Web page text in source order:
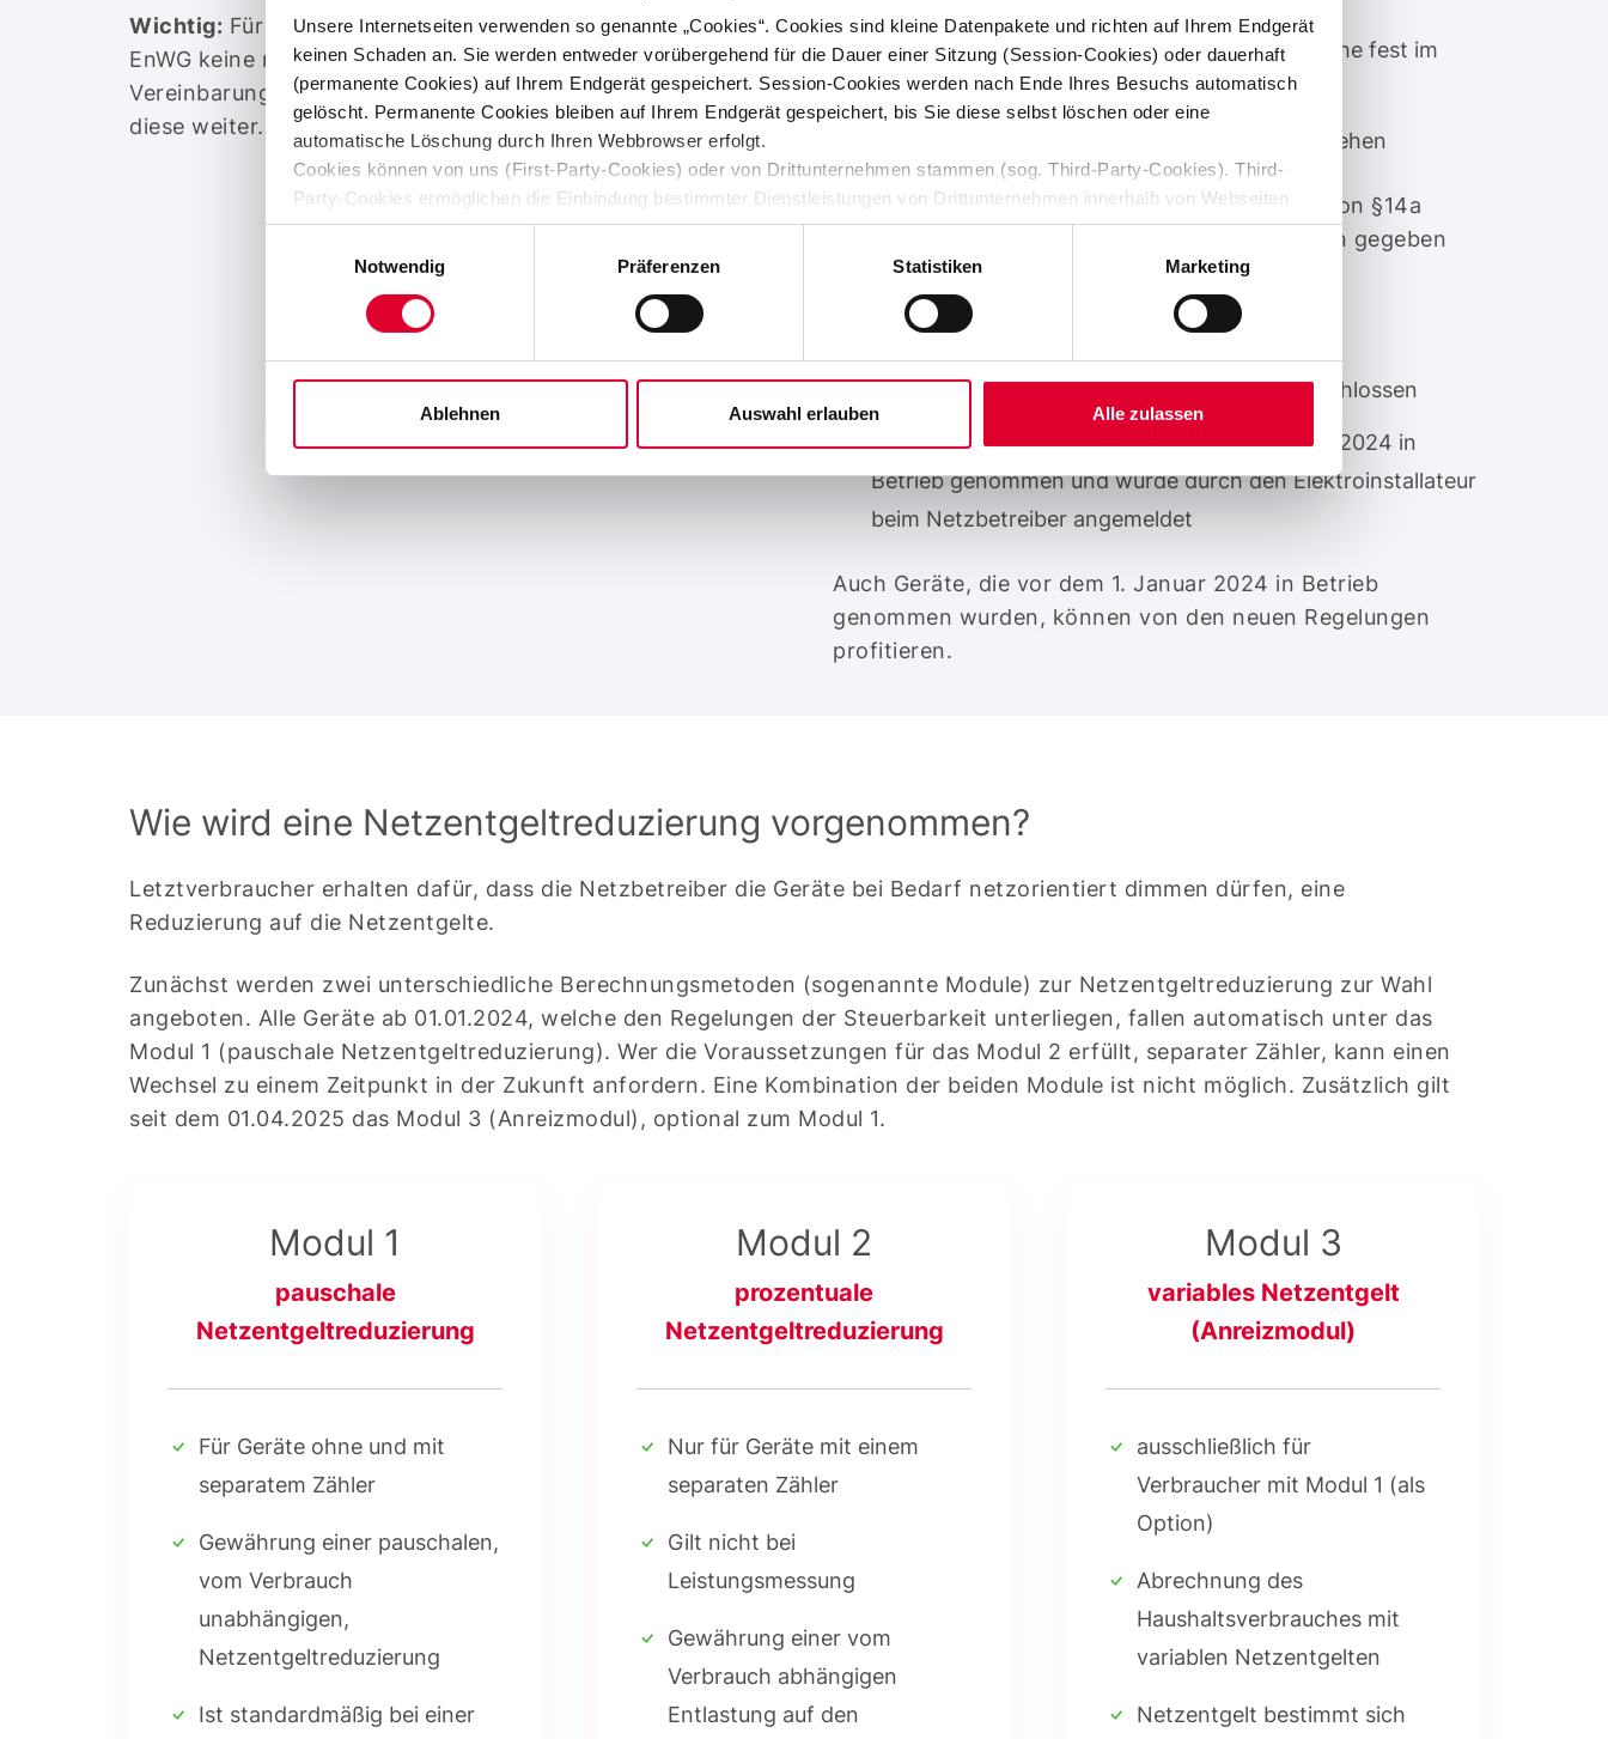
Unsere Internetseiten verwenden so genannte „Cookies“. Cookies sind kleine Datenpakete und richten auf Ihrem Endgerät
keinen Schaden an. Sie werden entweder vorübergehend für die Dauer einer Sitzung (Session-Cookies) oder dauerhaft
(permanente Cookies) auf Ihrem Endgerät gespeichert. Session-Cookies werden nach Ende Ihres Besuchs automatisch
gelöscht. Permanente Cookies bleiben auf Ihrem Endgerät gespeichert, bis Sie diese selbst löschen oder eine
automatische Löschung durch Ihren Webbrowser erfolgt.
Cookies können von uns (First-Party-Cookies) oder von Drittunternehmen stammen (sog. Third-Party-Cookies). Third-
Party-Cookies ermöglichen die Einbindung bestimmter Dienstleistungen von Drittunternehmen innerhalb von Webseiten
(z. B. Cookies zur Abwicklung von Zahlungsdienstleistungen).
Notwendig
Präferenzen Statistiken Marketing
Ablehnen Auswahl erlauben Alle zulassen
Wichtig: Für Nachtspeicherheizungen gibt es im § 14a
EnWG keine neue Regelung. Sollten Sie mit uns bereits eine
Vereinbarung zur Nachtspeicherheizung haben, so läuft
diese weiter.
Geräte zur Raumkühlung (Klimaanlagen), welche fest im
Gebäude installiert und zentral steuerbar sind
Stromspeicher, die Energie aus dem Netz beziehen
Damit die Geräte unter die neuen Regelungen von §14a
EnWG fallen, müssen folgende Voraussetzungen gegeben
Der Leistungsbezug liegt über 4,2 kW
Das Gerät ist im Niederspannungsnetz angeschlossen
Das Gerät wurde am oder nach dem 1. Januar 2024 in
Betrieb genommen und wurde durch den Elektroinstallateur
beim Netzbetreiber angemeldet
Auch Geräte, die vor dem 1. Januar 2024 in Betrieb
genommen wurden, können von den neuen Regelungen
profitieren.
Wie wird eine Netzentgeltreduzierung vorgenommen?
Letztverbraucher erhalten dafür, dass die Netzbetreiber die Geräte bei Bedarf netzorientiert dimmen dürfen, eine
Reduzierung auf die Netzentgelte.
Zunächst werden zwei unterschiedliche Berechnungsmetoden (sogenannte Module) zur Netzentgeltreduzierung zur Wahl
angeboten. Alle Geräte ab 01.01.2024, welche den Regelungen der Steuerbarkeit unterliegen, fallen automatisch unter das
Modul 1 (pauschale Netzentgeltreduzierung). Wer die Voraussetzungen für das Modul 2 erfüllt, separater Zähler, kann einen
Wechsel zu einem Zeitpunkt in der Zukunft anfordern. Eine Kombination der beiden Module ist nicht möglich. Zusätzlich gilt
seit dem 01.04.2025 das Modul 3 (Anreizmodul), optional zum Modul 1.
Modul 1
pauschale
Netzentgeltreduzierung
Für Geräte ohne und mit
separatem Zähler
Gewährung einer pauschalen,
vom Verbrauch
unabhängigen,
Netzentgeltreduzierung
Ist standardmäßig bei einer
Modul 2
prozentuale
Netzentgeltreduzierung
Nur für Geräte mit einem
separaten Zähler
Gilt nicht bei
Leistungsmessung
Gewährung einer vom
Verbrauch abhängigen
Entlastung auf den
Modul 3
variables Netzentgelt
(Anreizmodul)
ausschließlich für
Verbraucher mit Modul 1 (als
Option)
Abrechnung des
Haushaltsverbrauches mit
variablen Netzentgelten
Netzentgelt bestimmt sich